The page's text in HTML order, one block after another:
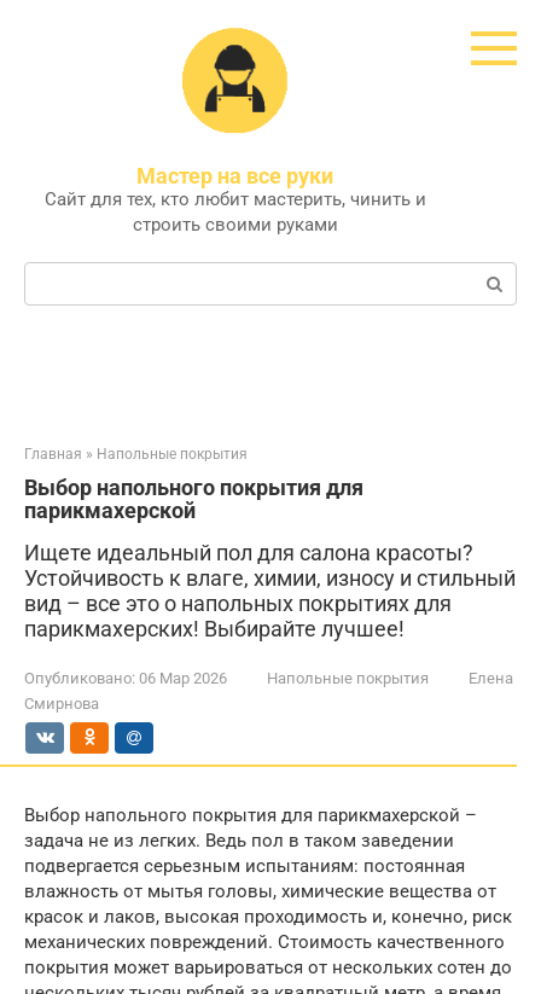
Мастер на все руки
Сайт для тех, кто любит мастерить, чинить и
строить своими руками
Поиск:
Главная » Напольные покрытия
Выбор напольного покрытия для
парикмахерской
Ищете идеальный пол для салона красоты?
Устойчивость к влаге, химии, износу и стильный
вид – все это о напольных покрытиях для
парикмахерских! Выбирайте лучшее!
Опубликовано: 06 Мар 2026 Напольные покрытия
Елена
Смирнова
Выбор напольного покрытия для парикмахерской –
задача не из легких. Ведь пол в таком заведении
подвергается серьезным испытаниям: постоянная
влажность от мытья головы, химические вещества от
красок и лаков, высокая проходимость и, конечно, риск
механических повреждений. Стоимость качественного
покрытия может варьироваться от нескольких сотен до